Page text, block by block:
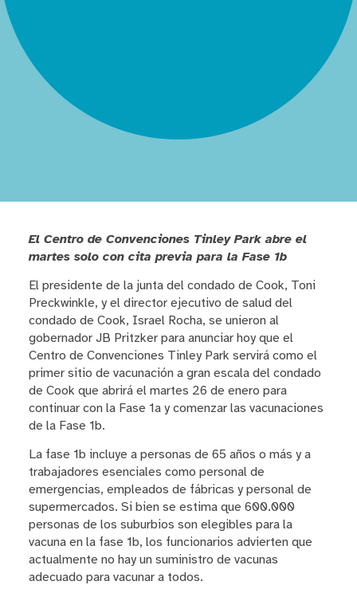
El Centro de Convenciones Tinley Park abre el
martes solo con cita previa para la Fase 1b
El presidente de la junta del condado de Cook, Toni
Preckwinkle, y el director ejecutivo de salud del
condado de Cook, Israel Rocha, se unieron al
gobernador JB Pritzker para anunciar hoy que el
Centro de Convenciones Tinley Park servirá como el
primer sitio de vacunación a gran escala del condado
de Cook que abrirá el martes 26 de enero para
continuar con la Fase 1a y comenzar las vacunaciones
de la Fase 1b.
La fase 1b incluye a personas de 65 años o más y a
trabajadores esenciales como personal de
emergencias, empleados de fábricas y personal de
supermercados. Si bien se estima que 600.000
personas de los suburbios son elegibles para la
vacuna en la fase 1b, los funcionarios advierten que
actualmente no hay un suministro de vacunas
adecuado para vacunar a todos.